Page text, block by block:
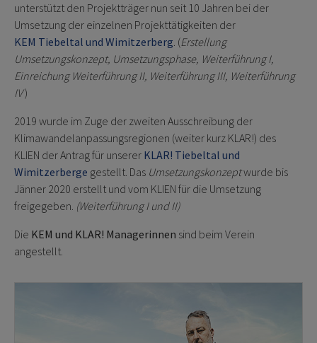
unterstützt den Projektträger nun seit 10 Jahren bei der
Umsetzung der einzelnen Projekttätigkeiten der
KEM Tiebeltal und Wimitzerberg. (Erstellung
Umsetzungskonzept, Umsetzungsphase, Weiterführung I,
Einreichung Weiterführung II, Weiterführung III, Weiterführung
IV)
2019 wurde im Zuge der zweiten Ausschreibung der
Klimawandelanpassungsregionen (weiter kurz KLAR!) des
KLIEN der Antrag für unserer KLAR! Tiebeltal und
Wimitzerberge gestellt. Das Umsetzungskonzeptwurde bis
Jänner 2020 erstellt und vom KLIEN für die Umsetzung
freigegeben. (Weiterführung I und II)
Die KEM und KLAR! Managerinnen sind beim Verein
angestellt.